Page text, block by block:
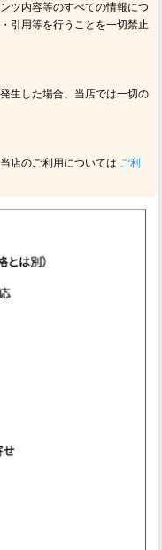
ツ内容等のすべての情報につ
引用等を行うことを一切禁止
生した場合、当店では一切の
店のご利用については ご利